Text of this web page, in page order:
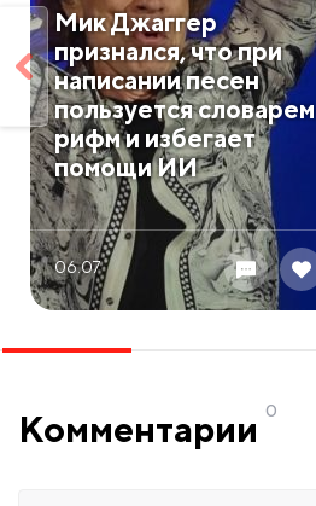
Мик Джаггер
признался, что при
написании песен
пользуется словарем
рифм и избегает
помощи ИИ
06.07
Комментарии 0